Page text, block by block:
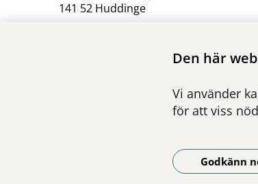
Den här
Vi använder
för att viss
Godkänn
141 52 Huddinge